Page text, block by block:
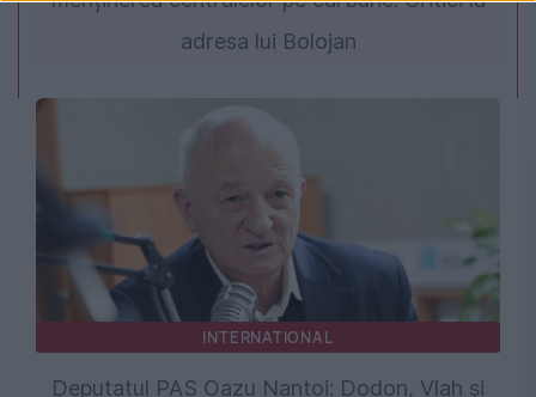
adresa lui Bolojan
INTERNATIONAL
Deputatul PAS Oazu Nantoi: Dodon, Vlah și